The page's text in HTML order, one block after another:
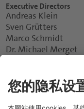
Executive Directors
Andreas Klein
Sven Grütters
Marco Schmidt
Dr. Michael Merget
媒体服务条约负责人：